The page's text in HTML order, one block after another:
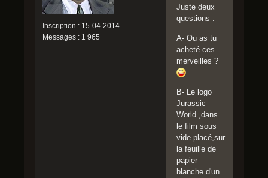
Inscription : 15-04-2014
Messages : 1 965
Juste deux
questions :
A- Ou as tu
acheté ces
merveilles ?
B- Le logo
Jurassic
World ,dans
le film sous
vide placé,sur
la feuille de
papier
blanche d'un